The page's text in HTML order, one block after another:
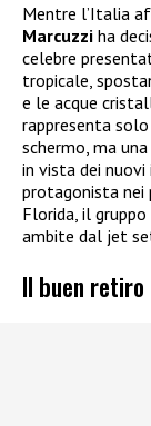
Mentre l’Italia
Marcuzzi ha
celebre
tropicale,
e le acque
rappresenta
schermo, ma
in vista dei
protagonista nei
Florida, il
ambite dal jet
Il buen